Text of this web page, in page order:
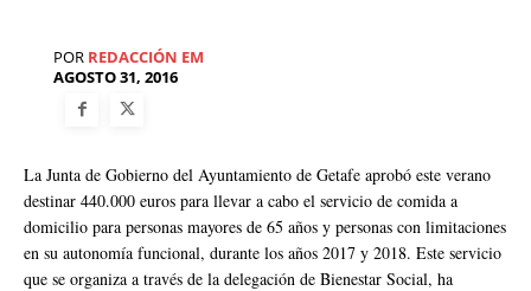
POR REDACCIÓN EM
AGOSTO 31, 2016
La Junta de Gobierno del Ayuntamiento de Getafe aprobó este verano
destinar 440.000 euros para llevar a cabo el servicio de comida a
domicilio para personas mayores de 65 años y personas con limitaciones
en su autonomía funcional, durante los años 2017 y 2018. Este servicio
que se organiza a través de la delegación de Bienestar Social, ha